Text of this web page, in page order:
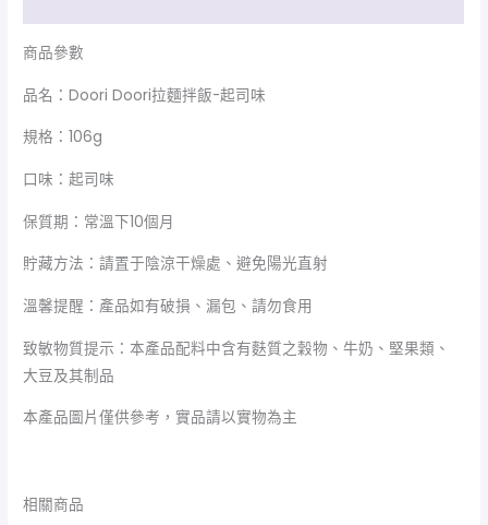
商品參數
品名：Doori Doori拉麵拌飯-起司味
規格：106g
口味：起司味
保質期：常溫下10個月
貯藏方法：請置于陰涼干燥處、避免陽光直射
溫馨提醒：產品如有破損、漏包、請勿食用
致敏物質提示：本產品配料中含有麩質之穀物、牛奶、堅果類、
大豆及其制品
本產品圖片僅供參考，實品請以實物為主
相關商品